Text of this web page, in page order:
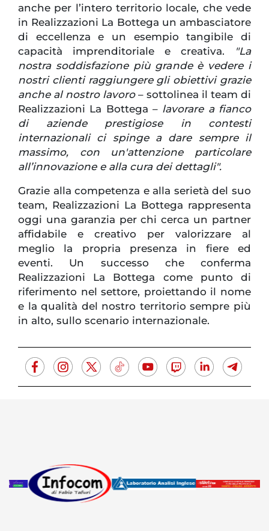
anche per l’intero territorio locale, che vede
in Realizzazioni La Bottega un ambasciatore
di eccellenza e un esempio tangibile di
capacità imprenditoriale e creativa.
"La
nostra soddisfazione più grande è vedere i
nostri clienti raggiungere gli obiettivi grazie
anche al nostro lavoro– sottolinea il team di
Realizzazioni La Bottega – lavorare a fianco
di aziende prestigiose in contesti
internazionali ci spinge a dare sempre il
massimo, con un'attenzione particolare
all’innovazione e alla cura dei dettagli".
Grazie alla competenza e alla serietà del suo
team, Realizzazioni La Bottega rappresenta
oggi una garanzia per chi cerca un partner
affidabile e creativo per valorizzare al
meglio la propria presenza in fiere ed
eventi. Un successo che conferma
Realizzazioni La Bottega come punto di
riferimento nel settore, proiettando il nome
e la qualità del nostro territorio sempre più
in alto, sullo scenario internazionale.